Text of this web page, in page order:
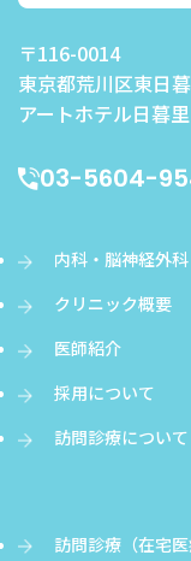
〒116-0014
東京都荒川区東日
アートホテル日暮
03-5604-
内科・脳神経外科
クリニック概要
医師紹介
採用について
訪問診療について
訪問診療（在宅